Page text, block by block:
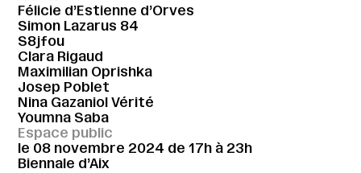
Félicie d’Estienne d’Orves
Simon Lazarus 84
S8jfou
Clara Rigaud
Maximilian Oprishka
Josep Poblet
Nina Gazaniol Vérité
Youmna Saba
Espace public
le 08 novembre 2024 de 17h à 23h
Biennale d’Aix